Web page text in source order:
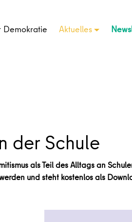
Demokratie Aktuelles
der Schule
als Teil des Alltags an
und steht kostenlos als